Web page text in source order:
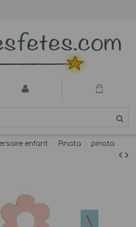
enfant Pinata
pinata